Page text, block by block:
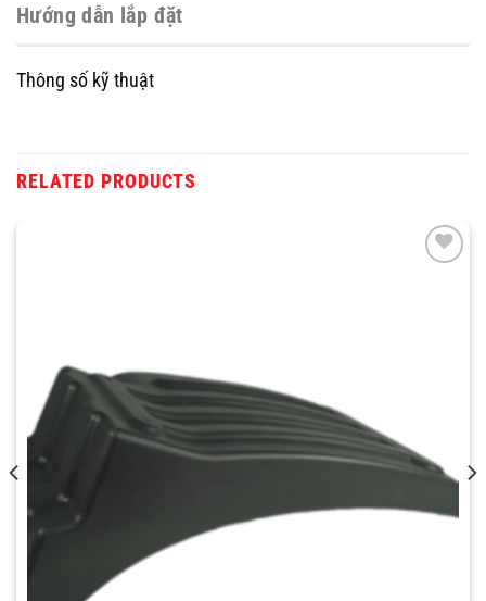
Hướng dẫn lắp đặt
Thông số kỹ thuật
RELATED PRODUCTS